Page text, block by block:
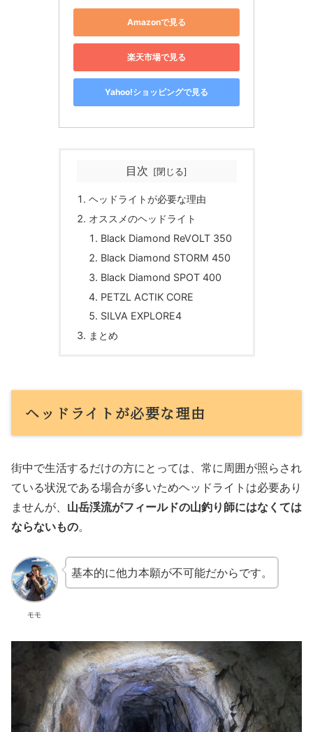
Amazonで見る
楽天市場で見る
Yahoo!ショッピングで見る
目次
ヘッドライトが必要な理由
オススメのヘッドライト
Black Diamond ReVOLT 350
Black Diamond STORM 450
Black Diamond SPOT 400
PETZL ACTIK CORE
SILVA EXPLORE4
まとめ
ヘッドライトが必要な理由
街中で生活するだけの方にとっては、常に周囲が照らされ
ている状況である場合が多いためヘッドライトは必要あり
ませんが、 山岳渓流がフィールドの山釣り師にはなくては
ならないもの。
モモ
基本的に他力本願が不可能だからです。